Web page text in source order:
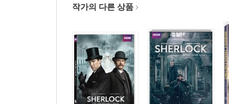
작가의 다른 상품